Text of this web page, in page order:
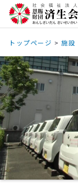
トップページ >施設